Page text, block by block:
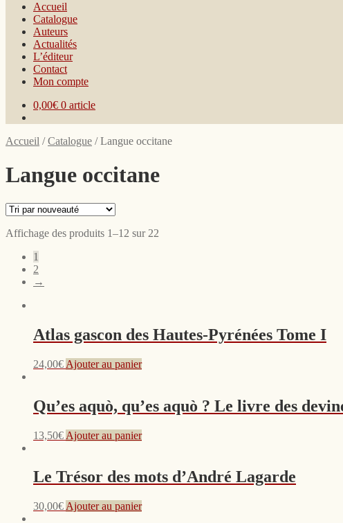
Accueil
Catalogue
Auteurs
Actualités
L’éditeur
Contact
Mon compte
0,00€ 0 article
Accueil /Catalogue /Langue occitane
Langue occitane
Affichage des produits 1–12 sur 22
1
2
→
Atlas gascon des Hautes-Pyrénées Tome I
24,00€ Ajouter au panier
Qu’es aquò, qu’es aquò ? Le livre des
13,50€ Ajouter au panier
Le Trésor des mots d’André Lagarde
30,00€ Ajouter au panier